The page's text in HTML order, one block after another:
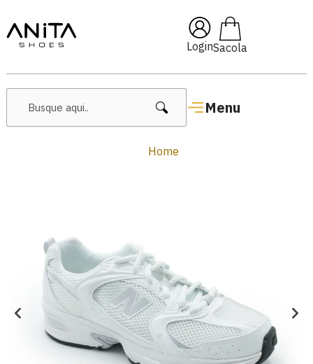
Login
Menu
🔥 Lançamentos Femininos
Home